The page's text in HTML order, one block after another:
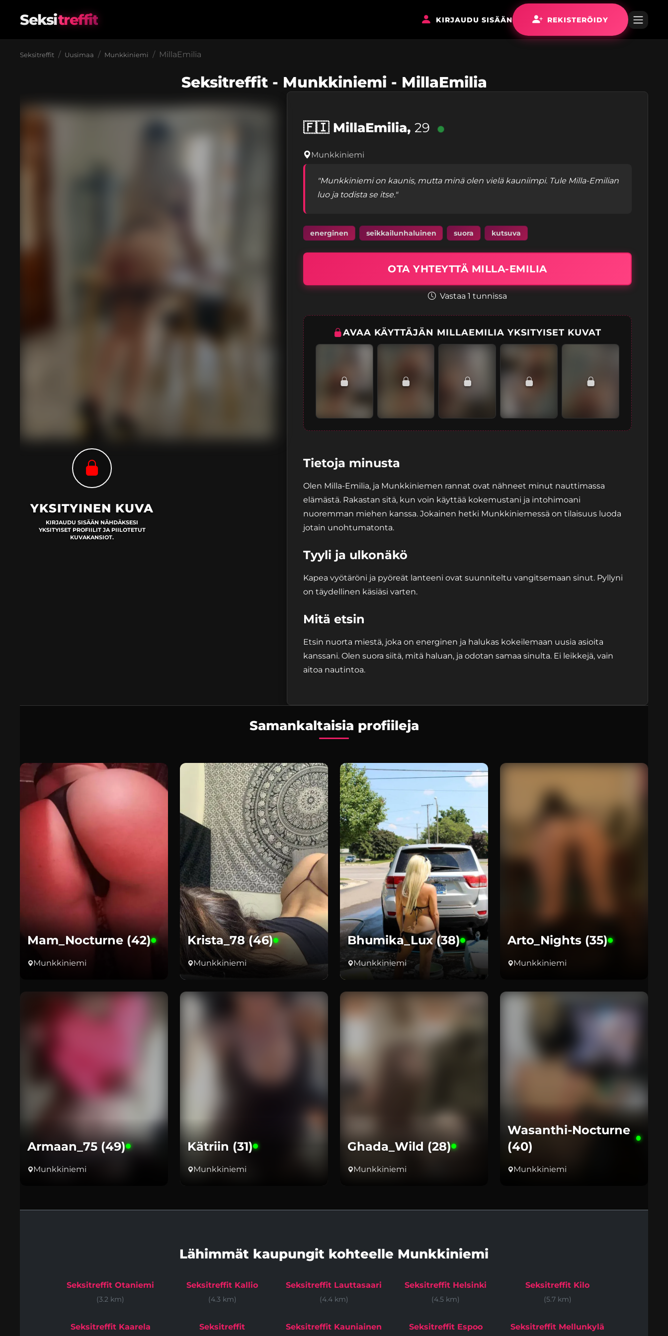
Seksitreffit KIRJAUDU SISÄÄN REKISTERÖIDY
Seksitreffit Uusimaa Munkkiniemi MillaEmilia
Seksitreffit - Munkkiniemi - MillaEmilia
YKSITYINEN KUVA
KIRJAUDU SISÄÄN NÄHDÄKSESI
YKSITYISET PROFIILIT JA PIILOTETUT
KUVAKANSIOT.
🇫🇮MillaEmilia, 29
Munkkiniemi
"Munkkiniemi on kaunis, mutta minä olen vielä kauniimpi. Tule Milla-Emilian
luo ja todista se itse."
energinen seikkailunhaluinen suora kutsuva
OTA YHTEYTTÄ MILLA-EMILIA
Vastaa 1 tunnissa
AVAA KÄYTTÄJÄN MILLAEMILIA YKSITYISET KUVAT
Tietoja minusta
Olen Milla-Emilia, ja Munkkiniemen rannat ovat nähneet minut nauttimassa
elämästä. Rakastan sitä, kun voin käyttää kokemustani ja intohimoani
nuoremman miehen kanssa. Jokainen hetki Munkkiniemessä on tilaisuus luoda
jotain unohtumatonta.
Tyyli ja ulkonäkö
Kapea vyötäröni ja pyöreät lanteeni ovat suunniteltu vangitsemaan sinut. Pyllyni
on täydellinen käsiäsi varten.
Mitä etsin
Etsin nuorta miestä, joka on energinen ja halukas kokeilemaan uusia asioita
kanssani. Olen suora siitä, mitä haluan, ja odotan samaa sinulta. Ei leikkejä, vain
aitoa nautintoa.
Samankaltaisia profiileja
Mam_Nocturne (42)
Munkkiniemi
Krista_78 (46)
Munkkiniemi
Bhumika_Lux (38)
Munkkiniemi
Arto_Nights (35)
Munkkiniemi
Armaan_75 (49)
Munkkiniemi
Kätriin (31)
Munkkiniemi
Ghada_Wild (28)
Munkkiniemi
Wasanthi-Nocturne
(40)
Munkkiniemi
Lähimmät kaupungit kohteelle Munkkiniemi
Seksitreffit Otaniemi
(3.2 km)
Seksitreffit Kallio
(4.3 km)
Seksitreffit Lauttasaari
(4.4 km)
Seksitreffit Helsinki
(4.5 km)
Seksitreffit Kilo
(5.7 km)
Seksitreffit Kaarela
Seksitreffit
Seksitreffit Kauniainen Seksitreffit Espoo Seksitreffit Mellunkylä